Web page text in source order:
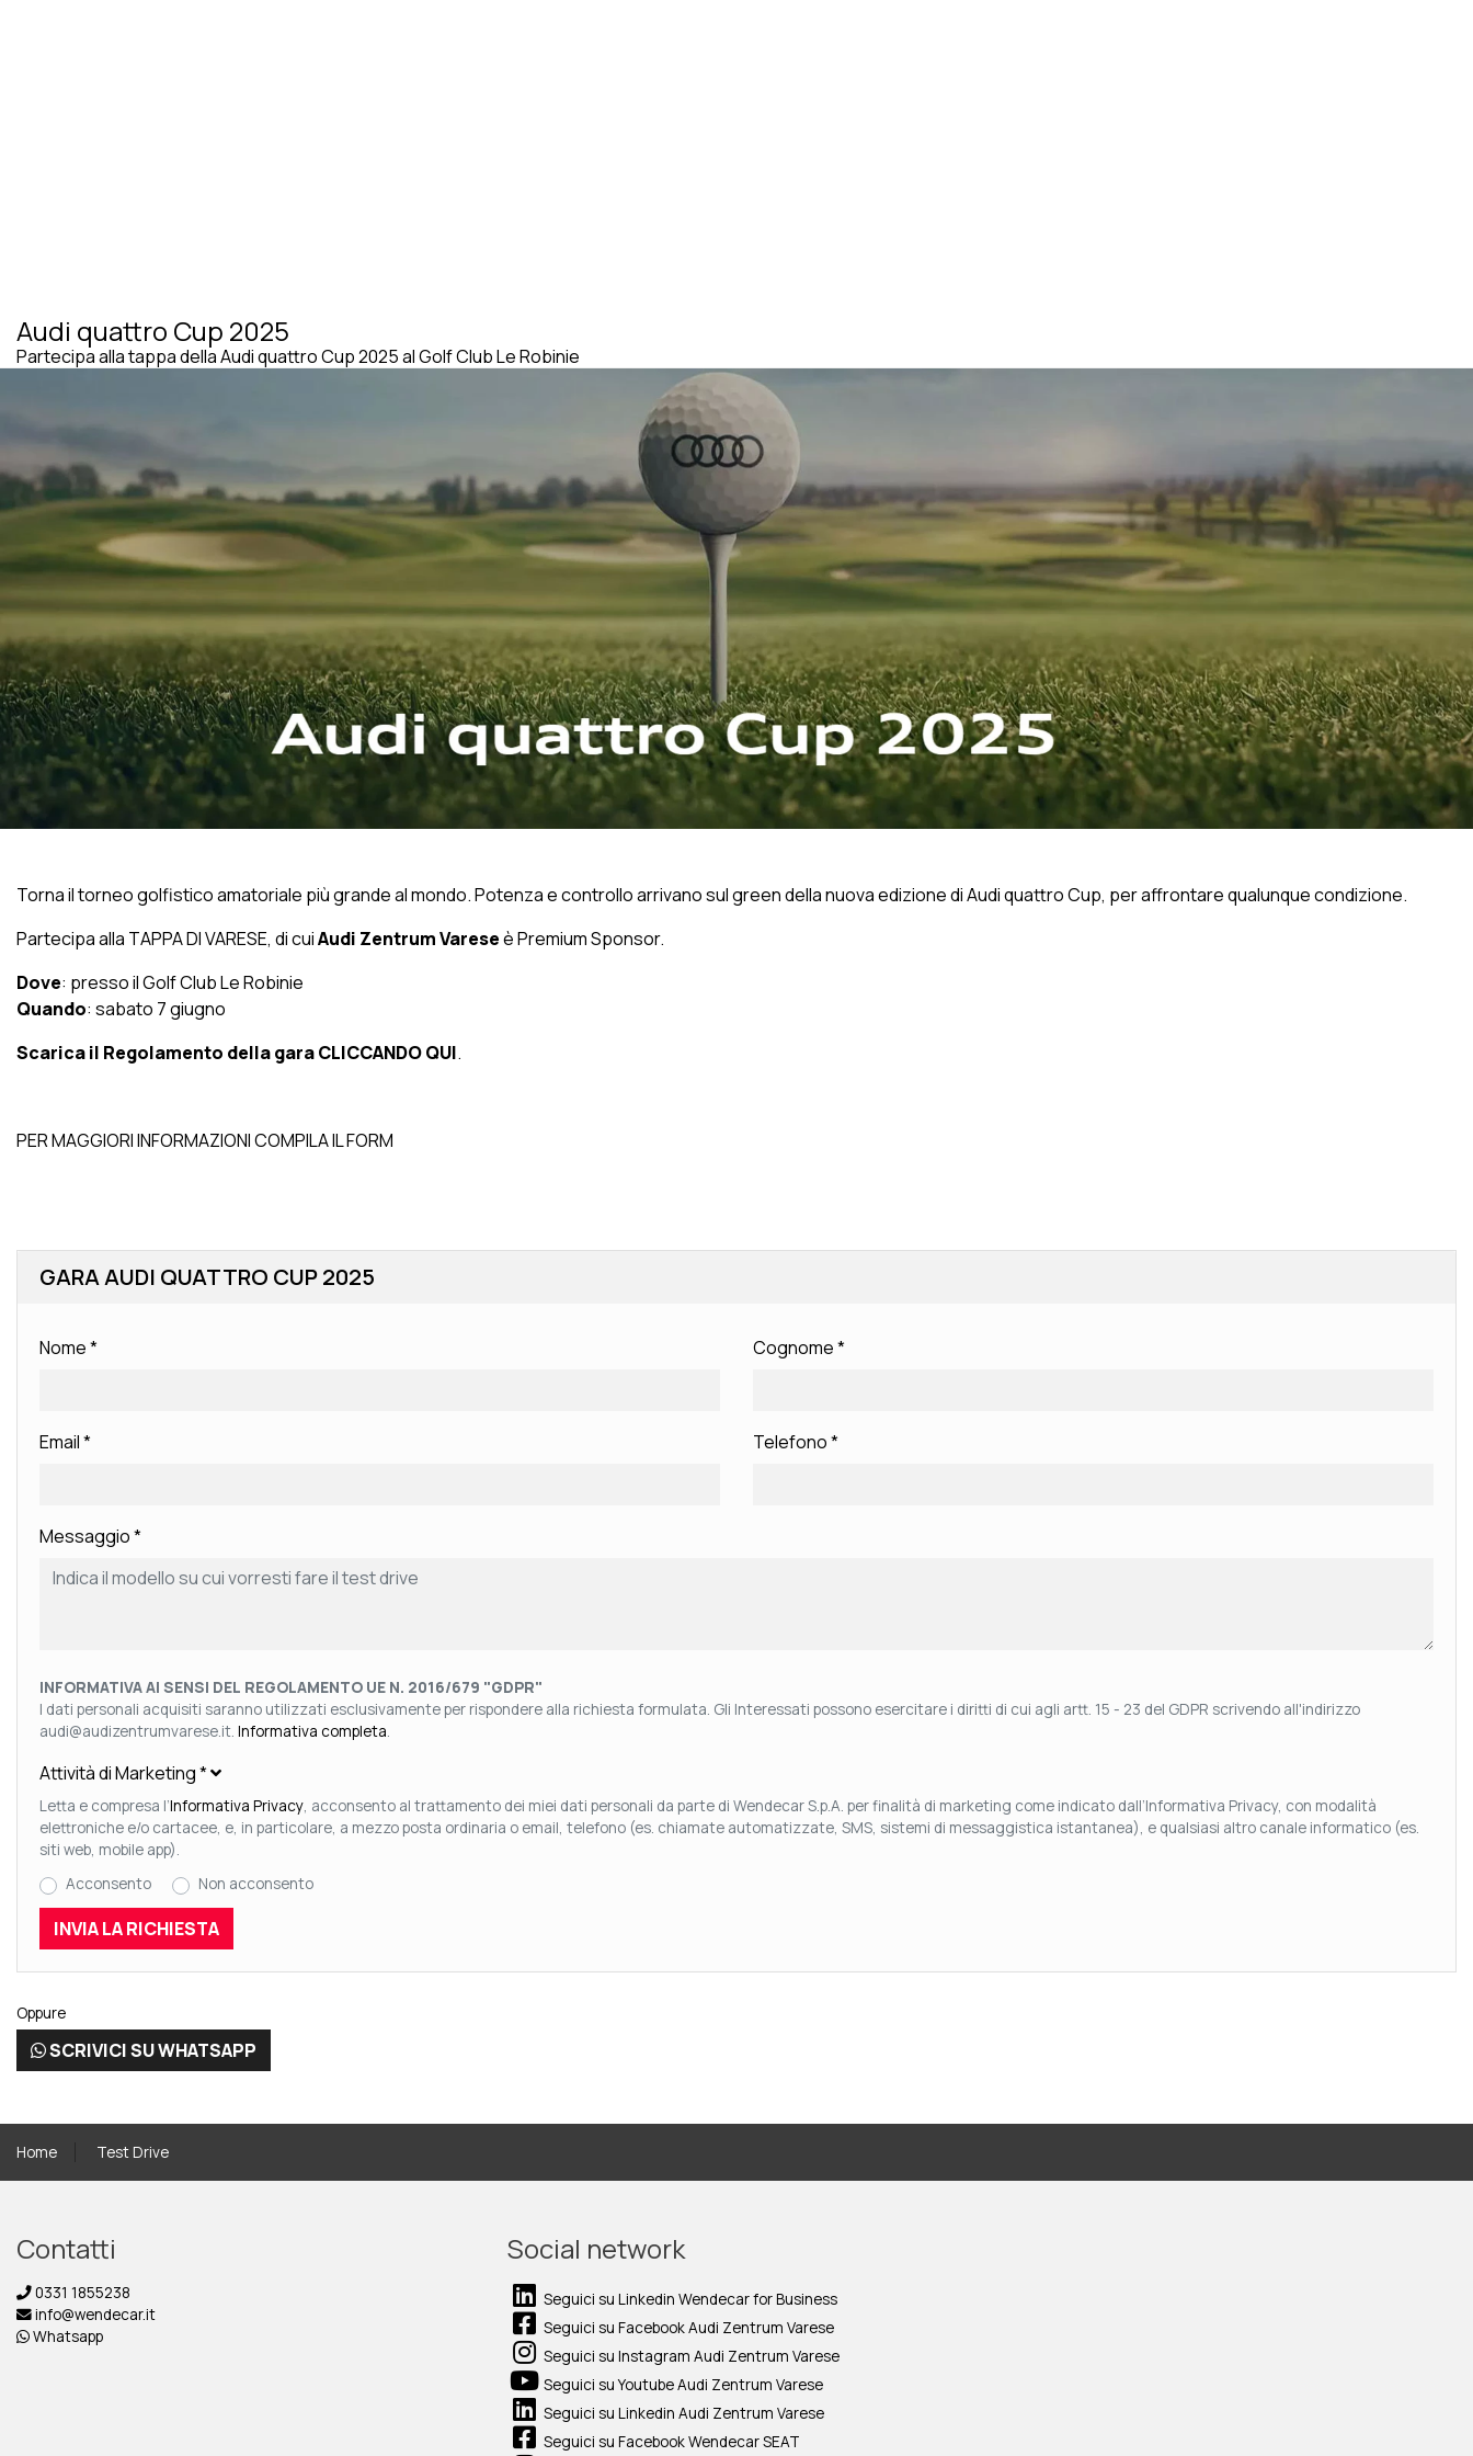
Audi quattro Cup 2025
Partecipa alla tappa della Audi quattro Cup 2025 al Golf Club Le Robinie
Torna il torneo golfistico amatoriale più grande al mondo. Potenza e controllo arrivano sul green della nuova edizione di Audi quattro Cup, per affrontare qualunque condizione.
Partecipa alla TAPPA DI VARESE, di cuiAudi Zentrum Vareseè Premium Sponsor.
Dove: presso il Golf Club Le Robinie
Quando: sabato 7 giugno
Scarica il Regolamento della gara CLICCANDO QUI.
PER MAGGIORI INFORMAZIONI COMPILA IL FORM
GARA AUDI QUATTRO CUP 2025
Nome* Cognome*
Email* Telefono*
Messaggio*
INFORMATIVA AI SENSI DEL REGOLAMENTO UE N. 2016/679 "GDPR"
I dati personali acquisiti saranno utilizzati esclusivamente per rispondere alla richiesta formulata. Gli Interessati possono esercitare i diritti di cui agli artt. 15 - 23 del GDPR scrivendo all'indirizzo
audi@audizentrumvarese.it. Informativa completa.
Attività di Marketing*
Letta e compresa l’Informativa Privacy, acconsento al trattamento dei miei dati personali da parte di Wendecar S.p.A. per finalità di marketing come indicato dall’Informativa Privacy, con modalità
elettroniche e/o cartacee, e, in particolare, a mezzo posta ordinaria o email, telefono (es. chiamate automatizzate, SMS, sistemi di messaggistica istantanea), e qualsiasi altro canale informatico (es.
siti web, mobile app).
Acconsento
Non acconsento
Oppure
SCRIVICI SU WHATSAPP
Home Test Drive
Contatti
0331 1855238
info@wendecar.it
Whatsapp
Social network
Seguici su Linkedin Wendecar for Business
Seguici su Facebook Audi Zentrum Varese
Seguici su Instagram Audi Zentrum Varese
Seguici su Youtube Audi Zentrum Varese
Seguici su Linkedin Audi Zentrum Varese
Seguici su Facebook Wendecar SEAT